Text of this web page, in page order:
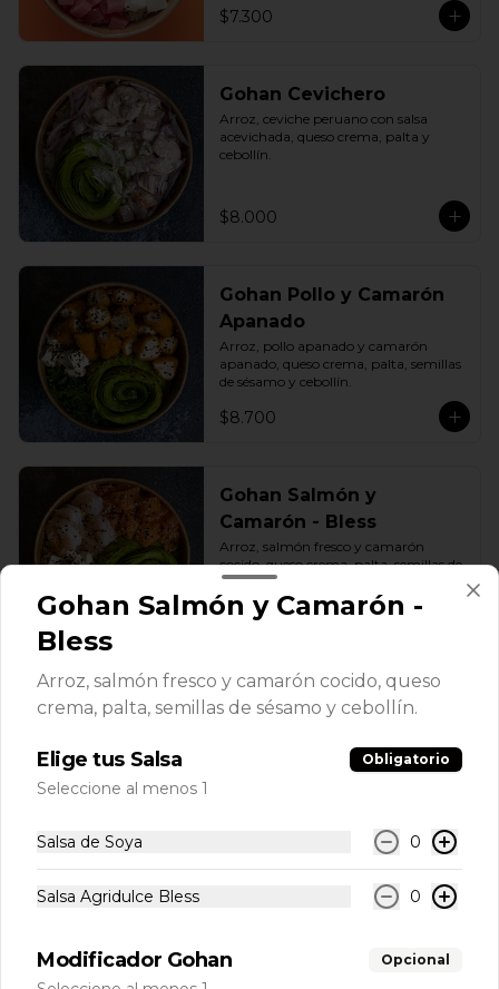
$7.300
Gohan Cevichero
Arroz, ceviche peruano con salsa
acevichada, queso crema, palta y
cebollín.
$8.000
Gohan Pollo y Camarón
Apanado
Arroz, pollo apanado y camarón
apanado, queso crema, palta, semillas
de sésamo y cebollín.
$8.700
Gohan Salmón y
Camarón - Bless
Arroz, salmón fresco y camarón
cocido, queso crema, palta, semillas de
sésamo y cebollín.
$9.000
Conócenos
Despacho
Gohan Salmón y Camarón -
Bless
Arroz, salmón fresco y camarón cocido, queso
crema, palta, semillas de sésamo y cebollín.
Elige tus Salsa Obligatorio
Seleccione al menos 1
Salsa de Soya 0
Salsa Agridulce Bless 0
Modificador Gohan Opcional